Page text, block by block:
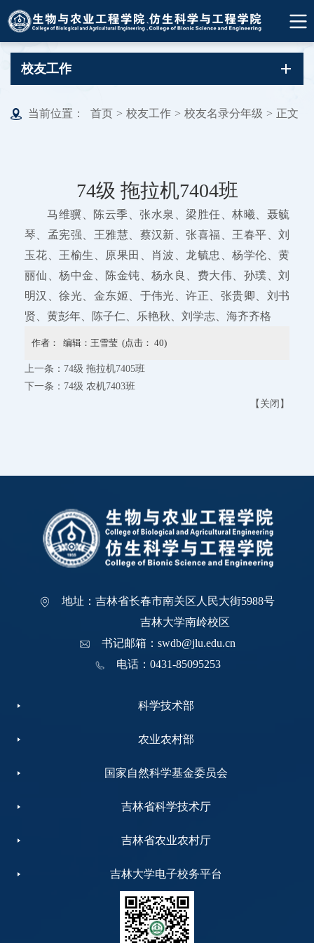
校友工作
当前位置： 首页 > 校友工作 > 校友名录分年级 > 正文
74级 拖拉机7404班
马维骥、陈云季、张水泉、梁胜任、林曦、聂毓
琴、孟宪强、王雅慧、蔡汉新、张喜福、王春平、刘
玉花、王榆生、原果田、肖波、龙毓忠、杨学伦、黄
丽仙、杨中金、陈金钝、杨永良、费大伟、孙璞、刘
明汉、徐光、金东姬、于伟光、许正、张贵卿、刘书
贤、黄彭年、陈子仁、乐艳秋、刘学志、海齐齐格
作者： 编辑：王雪莹 (点击： 40)
上一条： 74级 拖拉机7405班
下一条： 74级 农机7403班
【 关闭 】
地址：吉林省长春市南关区人民大街5988号
吉林大学南岭校区
书记邮箱：swdb@jlu.edu.cn
电话：0431-85095253
科学技术部
农业农村部
国家自然科学基金委员会
吉林省科学技术厅
吉林省农业农村厅
吉林大学电子校务平台